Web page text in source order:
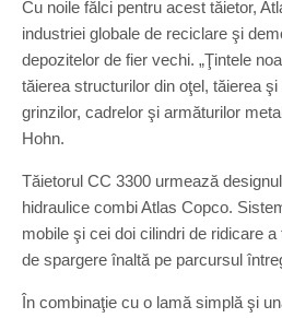
Cu noile fălci pentru acest tăietor,
industriei globale de reciclare şi
depozitelor de fier vechi. „Ţintele
tăierea structurilor din oţel, tăierea
grinzilor, cadrelor şi armăturilor
Hohn.
Tăietorul CC 3300 urmează
hidraulice combi Atlas Copco.
mobile şi cei doi cilindri de ridicare
de spargere înaltă pe parcursul
În combinaţie cu o lamă simplă şi